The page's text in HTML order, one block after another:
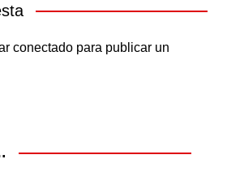
conectadopara publicar un